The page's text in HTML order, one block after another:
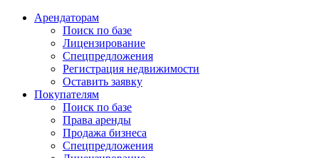
Арендаторам
Поиск по базе
Лицензирование
Спецпредложения
Регистрация недвижимости
Оставить заявку
Покупателям
Поиск по базе
Права аренды
Продажа бизнеса
Спецпредложения